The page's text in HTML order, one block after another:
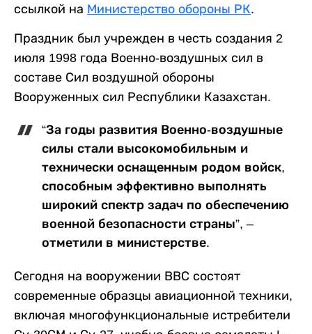
ссылкой на Министерство обороны РК.
Праздник был учрежден в честь создания 2
июля 1998 года Военно-воздушных сил в
составе Сил воздушной обороны
Вооруженных сил Республики Казахстан.
“За годы развития Военно-воздушные
силы стали высокомобильным и
технически оснащенным родом войск,
способным эффективно выполнять
широкий спектр задач по обеспечению
военной безопасности страны”, –
отметили в министерстве.
Сегодня на вооружении ВВС состоят
современные образцы авиационной техники,
включая многофункциональные истребители